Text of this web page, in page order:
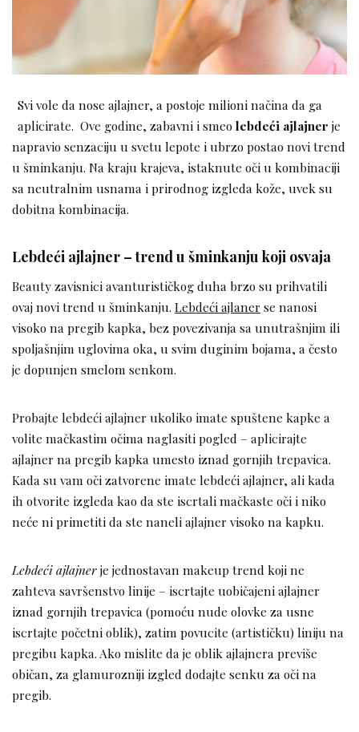
Svi vole da nose ajlajner, a postoje milioni načina da ga
aplicirate. Ove godine, zabavni i smeolebdeći ajlajner je
napravio senzaciju u svetu lepote i ubrzo postao novi trend
u šminkanju. Na kraju krajeva, istaknute oči u kombinaciji
sa neutralnim usnama i prirodnog izgleda kože, uvek su
dobitna kombinacija.
Lebdeći ajlajner – trend u šminkanju koji osvaja
Beauty zavisnici avanturističkog duha brzo su prihvatili
ovaj novi trend u šminkanju. Lebdeći ajlaner se nanosi
visoko na pregib kapka, bez povezivanja sa unutrašnjim ili
spoljašnjim uglovima oka, u svim duginim bojama, a često
je dopunjen smelom senkom.
Probajte lebdeći ajlajner ukoliko imate spuštene kapke a
volite mačkastim očima naglasiti pogled – aplicirajte
ajlajner na pregib kapka umesto iznad gornjih trepavica.
Kada su vam oči zatvorene imate lebdeći ajlajner, ali kada
ih otvorite izgleda kao da ste iscrtali mačkaste oči i niko
neće ni primetiti da ste naneli ajlajner visoko na kapku.
Lebdeći ajlajnerje jednostavan makeup trend koji ne
zahteva savršenstvo linije – iscrtajte uobičajeni ajlajner
iznad gornjih trepavica (pomoću nude olovke za usne
iscrtajte početni oblik), zatim povucite (artističku) liniju na
pregibu kapka. Ako mislite da je oblik ajlajnera previše
običan, za glamurozniji izgled dodajte senku za oči na
pregib.